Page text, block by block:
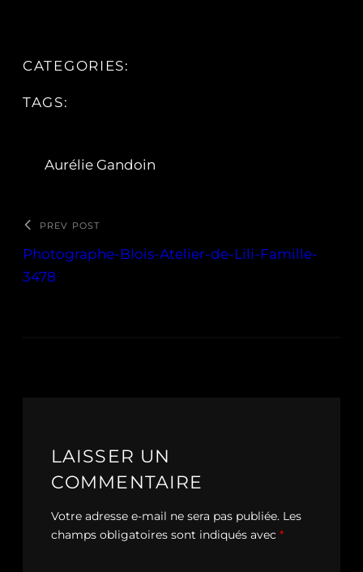
CATEGORIES:
TAGS:
Aurélie Gandoin
PREV POST
Photographe-Blois-Atelier-de-Lili-Famille-
3478
LAISSER UN
COMMENTAIRE
Votre adresse e-mail ne sera pas publiée. Les
champs obligatoires sont indiqués avec *